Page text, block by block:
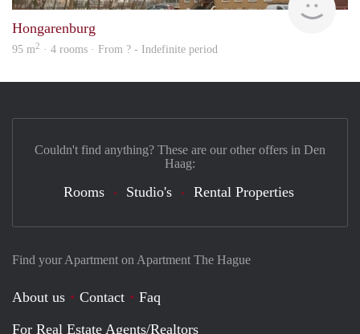
Hongarenburg
95 m2 · 4 rooms · From ? - Indefinite period
Find your Apartment on Apartment The Hague
About us Contact
Faq
For Real Estate Agents/Realtors
Couldn't find anything? These are our other offers in Den
Haag:
Rooms Studio's Rental Properties